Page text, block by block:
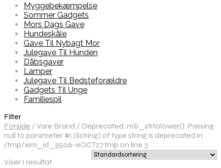
Myggebekæmpelse
Sommer Gadgets
Mors Dags Gave
Hundeskåle
Gave Til Nybagt Mor
Julegave Til Hunden
Dåbsgaver
Lamper
Julegave Til Bedsteforældre
Gadgets Til Unge
Familiespil
Filter
Forside / Vare Brand / Deprecated: mb_strtolower(): Passing
null to parameter #1 ($string) of type string is deprecated in
/tmp/xim_id_3506-eOCTz7.tmp on line 3
Viser 1 resultat